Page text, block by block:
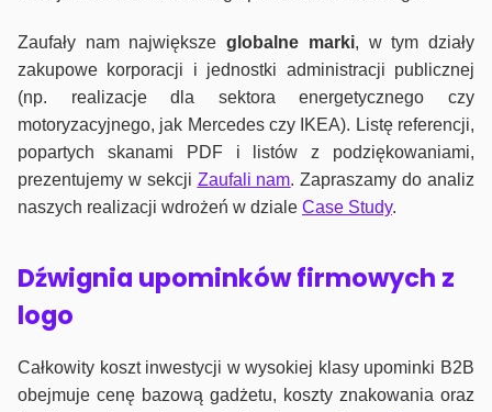
Zaufały nam największeglobalne marki, w tym działy
zakupowe korporacji i jednostki administracji publicznej
(np. realizacje dla sektora energetycznego czy
motoryzacyjnego, jak Mercedes czy IKEA). Listę referencji,
popartych skanami PDF i listów z podziękowaniami,
prezentujemy w sekcji Zaufali nam. Zapraszamy do analiz
naszych realizacji wdrożeń w dziale Case Study.
Dźwignia upominków firmowych z
logo
Całkowity koszt inwestycji w wysokiej klasy upominki B2B
obejmuje cenę bazową gadżetu, koszty znakowania oraz